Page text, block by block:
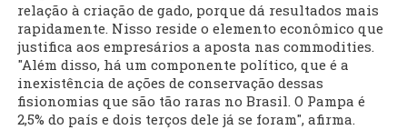
relação à criação de gado, porque dá resultados mais
rapidamente. Nisso reside o elemento econômico que
justifica aos empresários a aposta nas commodities.
"Além disso, há um componente político, que é a
inexistência de ações de conservação dessas
fisionomias que são tão raras no Brasil. O Pampa é
2,5% do país e dois terços dele já se foram", afirma.